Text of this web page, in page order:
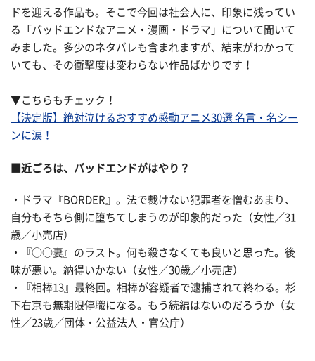
ドを迎える作品も。そこで今回は社会人に、印象に残ってい
る「バッドエンドなアニメ・漫画・ドラマ」について聞いて
みました。多少のネタバレも含まれますが、結末がわかって
いても、その衝撃度は変わらない作品ばかりです！
▼こちらもチェック！
【決定版】絶対泣けるおすすめ感動アニメ30選 名言・名シー
ンに涙！
■近ごろは、バッドエンドがはやり？
・ドラマ『BORDER』。法で裁けない犯罪者を憎むあまり、
自分もそちら側に堕ちてしまうのが印象的だった（女性／31
歳／小売店）
・『○○妻』のラスト。何も殺さなくても良いと思った。後
味が悪い。納得いかない（女性／30歳／小売店）
・『相棒13』最終回。相棒が容疑者で逮捕されて終わる。杉
下右京も無期限停職になる。もう続編はないのだろうか（女
性／23歳／団体・公益法人・官公庁）